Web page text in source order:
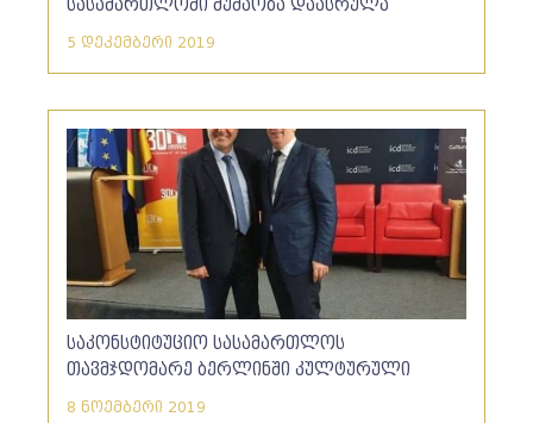
სასამართლოში მუშაობა დაასრულა
5 დეკემბერი 2019
საკონსტიტუციო სასამართლოს
თავმჯდომარე ბერლინში კულტურული
დიპლომატიის აკადემიის ღონისძიებაზე
8 ნოემბერი 2019